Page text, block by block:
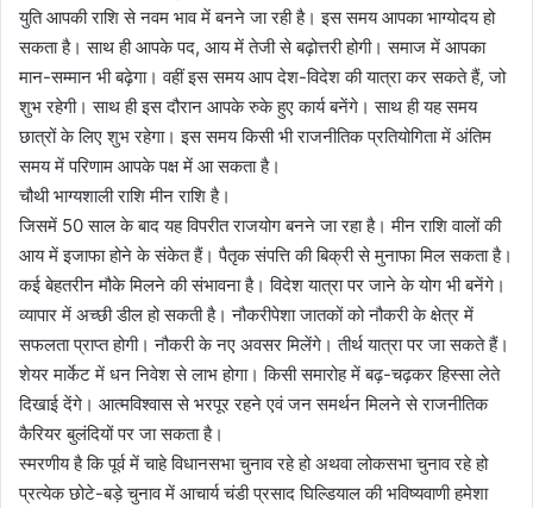
युति आपकी राशि से नवम भाव में बनने जा रही है। इस समय आपका भाग्योदय हो
सकता है। साथ ही आपके पद, आय में तेजी से बढ़ोत्तरी होगी। समाज में आपका
मान-सम्मान भी बढ़ेगा। वहीं इस समय आप देश-विदेश की यात्रा कर सकते हैं, जो
शुभ रहेगी। साथ ही इस दौरान आपके रुके हुए कार्य बनेंगे। साथ ही यह समय
छात्रों के लिए शुभ रहेगा। इस समय किसी भी राजनीतिक प्रतियोगिता में अंतिम
समय में परिणाम आपके पक्ष में आ सकता है।
चौथी भाग्यशाली राशि मीन राशि है।
जिसमें 50 साल के बाद यह विपरीत राजयोग बनने जा रहा है। मीन राशि वालों की
आय में इजाफा होने के संकेत हैं। पैतृक संपत्ति की बिक्री से मुनाफा मिल सकता है।
कई बेहतरीन मौके मिलने की संभावना है। विदेश यात्रा पर जाने के योग भी बनेंगे।
व्यापार में अच्छी डील हो सकती है। नौकरीपेशा जातकों को नौकरी के क्षेत्र में
सफलता प्राप्त होगी। नौकरी के नए अवसर मिलेंगे। तीर्थ यात्रा पर जा सकते हैं।
शेयर मार्केट में धन निवेश से लाभ होगा। किसी समारोह में बढ़-चढ़कर हिस्सा लेते
दिखाई देंगे। आत्मविश्वास से भरपूर रहने एवं जन समर्थन मिलने से राजनीतिक
कैरियर बुलंदियों पर जा सकता है।
स्मरणीय है कि पूर्व में चाहे विधानसभा चुनाव रहे हो अथवा लोकसभा चुनाव रहे हो
प्रत्येक छोटे-बड़े चुनाव में आचार्य चंडी प्रसाद घिल्डियाल की भविष्यवाणी हमेशा